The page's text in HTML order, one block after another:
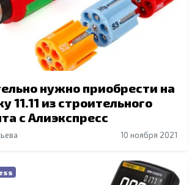
нужно приобрести на
11.11 из строительного
с Алиэкспресс
10 ноября 2021